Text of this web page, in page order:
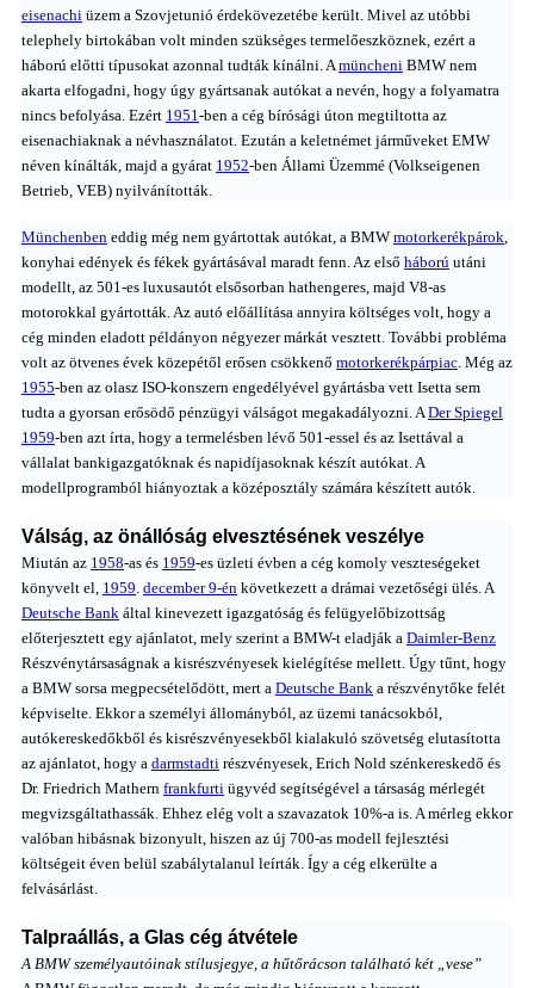
eisenachi üzem a Szovjetunió érdekövezetébe került. Mivel az utóbbi
telephely birtokában volt minden szükséges termelőeszköznek, ezért a
háború előtti típusokat azonnal tudták kínálni. Amüncheni BMW nem
akarta elfogadni, hogy úgy gyártsanak autókat a nevén, hogy a folyamatra
nincs befolyása. Ezért 1951-ben a cég bírósági úton megtiltotta az
eisenachiaknak a névhasználatot. Ezután a keletnémet járműveket EMW
néven kínálták, majd a gyárat 1952-ben Állami Üzemmé (Volkseigenen
Betrieb, VEB) nyilvánították.
Münchenben eddig még nem gyártottak autókat, a BMW motorkerékpárok,
konyhai edények és fékek gyártásával maradt fenn. Az első háború utáni
modellt, az 501-es luxusautót elsősorban hathengeres, majd V8-as
motorokkal gyártották. Az autó előállítása annyira költséges volt, hogy a
cég minden eladott példányon négyezer márkát vesztett. További probléma
volt az ötvenes évek közepétől erősen csökkenő motorkerékpárpiac. Még az
1955-ben az olasz ISO-konszern engedélyével gyártásba vett Isetta sem
tudta a gyorsan erősödő pénzügyi válságot megakadályozni. ADer Spiegel
1959-ben azt írta, hogy a termelésben lévő 501-essel és az Isettával a
vállalat bankigazgatóknak és napidíjasoknak készít autókat. A
modellprogramból hiányoztak a középosztály számára készített autók.
Válság, az önállóság elvesztésének veszélye
Miután az 1958-as és 1959-es üzleti évben a cég komoly veszteségeket
könyvelt el, 1959. december 9-én következett a drámai vezetőségi ülés. A
Deutsche Bank által kinevezett igazgatóság és felügyelőbizottság
előterjesztett egy ajánlatot, mely szerint a BMW-t eladják a Daimler-Benz
Részvénytársaságnak a kisrészvényesek kielégítése mellett. Úgy tűnt, hogy
a BMW sorsa megpecsételődött, mert a Deutsche Bank a részvénytőke felét
képviselte. Ekkor a személyi állományból, az üzemi tanácsokból,
autókereskedőkből és kisrészvényesekből kialakuló szövetség elutasította
az ajánlatot, hogy a darmstadti részvényesek, Erich Nold szénkereskedő és
Dr. Friedrich Mathern frankfurti ügyvéd segítségével a társaság mérlegét
megvizsgáltathassák. Ehhez elég volt a szavazatok 10%-a is. A mérleg ekkor
valóban hibásnak bizonyult, hiszen az új 700-as modell fejlesztési
költségeit éven belül szabálytalanul leírták. Így a cég elkerülte a
felvásárlást.
Talpraállás, a Glas cég átvétele
A BMW személyautóinak stílusjegye, a hűtőrácson található két „vese”